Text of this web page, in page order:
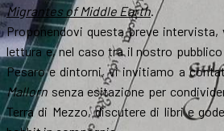
Migrantes of Middle Earth
Proponendovi questa breve intervista,
lettura e, nel caso tra il nostro
Pesaro e dintorni, vi invitiamo a
Mallorn senza esitazione per
Terra di Mezzo, discutere di libri e